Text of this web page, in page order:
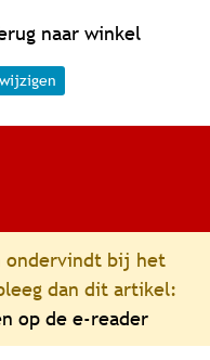
naar winkel
ondervindt bij het
dan dit artikel:
op de e-reader